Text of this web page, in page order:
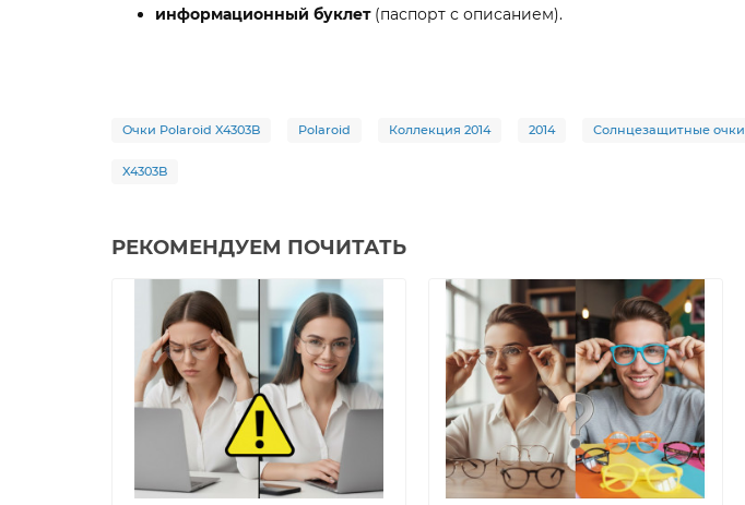
информационный буклет(паспорт с описанием).
Очки Polaroid X4303B Polaroid Коллекция 2014 2014 Солнцезащитные очки
X4303B
РЕКОМЕНДУЕМ ПОЧИТАТЬ